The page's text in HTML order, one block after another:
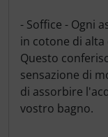
- Soffice - Ogni
in cotone di alta
Questo
sensazione di
di assorbire
vostro bagno.